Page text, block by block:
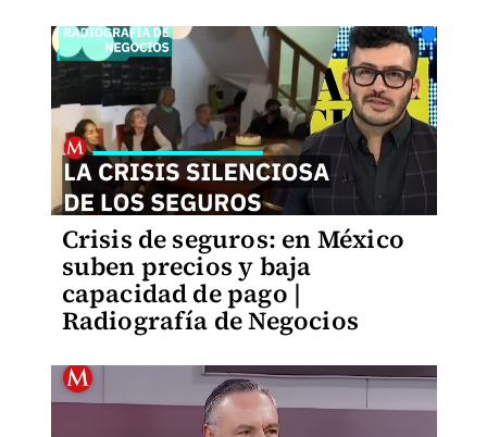
Crisis de seguros: en México
suben precios y baja
capacidad de pago |
Radiografía de Negocios